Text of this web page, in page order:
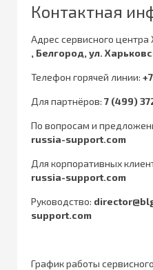
Контактная
Адрес сервисного центра
, Белгород, ул.
Телефон горячей линии:
Для партнёров: 7 (499)
По вопросам и
russia-support.com
Для корпоративных
russia-support.com
Руководство:
support.com
График работы